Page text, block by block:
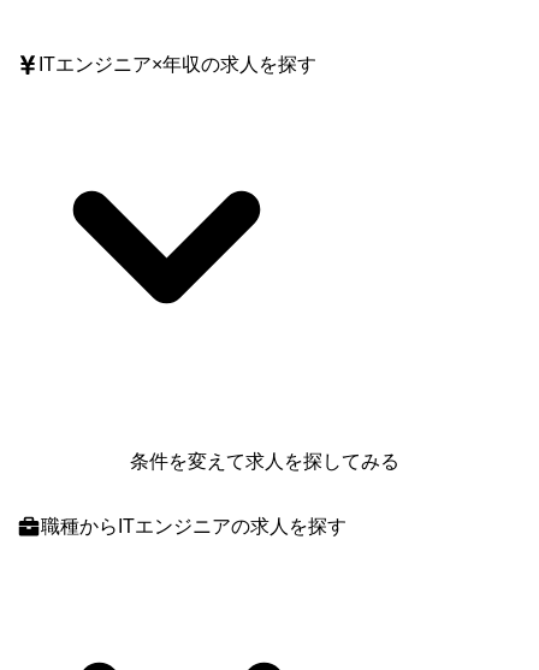
ITエンジニア×年収の求人を探す
条件を変えて求人を探してみる
職種からITエンジニアの求人を探す